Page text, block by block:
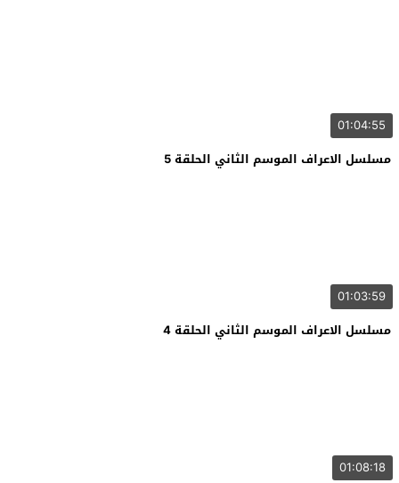
01:04:55
مسلسل الاعراف الموسم الثاني الحلقة 5
01:03:59
مسلسل الاعراف الموسم الثاني الحلقة 4
01:08:18